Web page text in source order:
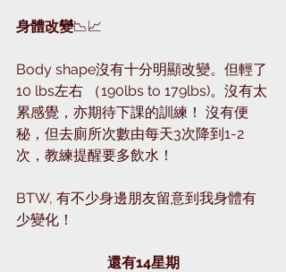
身體改變📉📈
Body shape沒有十分明顯改變。但輕了
10 lbs左右 （190lbs to 179lbs)。沒有太
累感覺，亦期待下課的訓練！ 沒有便
秘，但去廁所次數由每天3次降到1-2
次，教練提醒要多飲水！
BTW, 有不少身邊朋友留意到我身體有
少變化！
還有14星期